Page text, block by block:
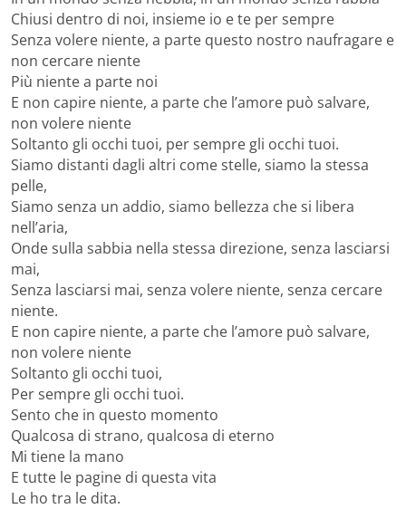
Chiusi dentro di noi, insieme io e te per sempre
Senza volere niente, a parte questo nostro naufragare e
non cercare niente
Più niente a parte noi
E non capire niente, a parte che l’amore può salvare,
non volere niente
Soltanto gli occhi tuoi, per sempre gli occhi tuoi.
Siamo distanti dagli altri come stelle, siamo la stessa
pelle,
Siamo senza un addio, siamo bellezza che si libera
nell’aria,
Onde sulla sabbia nella stessa direzione, senza lasciarsi
mai,
Senza lasciarsi mai, senza volere niente, senza cercare
niente.
E non capire niente, a parte che l’amore può salvare,
non volere niente
Soltanto gli occhi tuoi,
Per sempre gli occhi tuoi.
Sento che in questo momento
Qualcosa di strano, qualcosa di eterno
Mi tiene la mano
E tutte le pagine di questa vita
Le ho tra le dita.